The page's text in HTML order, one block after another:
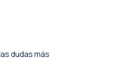
dudas más